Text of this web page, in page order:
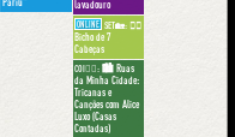
Pariu"
lavadouro
ONLINE SET🏡: 👩‍⚕️
Bicho de 7
Cabeças
COI🦹‍♀️: 🏙 Ruas
da Minha Cidade:
Tricanas e
Canções com Alice
Luxo (Casas
Contadas)